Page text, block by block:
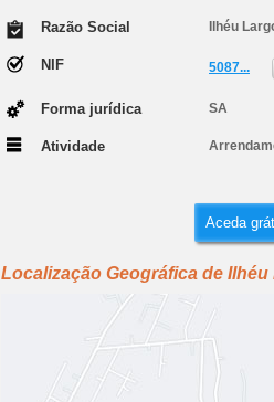
Razão Social Ilhéu
NIF 5087...
Forma jurídica SA
Atividade
Aceda
Localização Geográfica de